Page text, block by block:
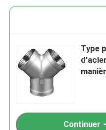
Type
Continuer